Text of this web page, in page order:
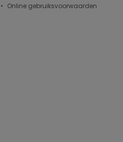
Online gebruiksvoorwaarden